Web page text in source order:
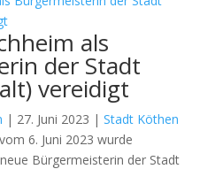
als
der Stadt
vereidigt
| 27. Juni 2023 | Stadt Köthen
6. Juni 2023 wurde
Bürgermeisterin der Stadt